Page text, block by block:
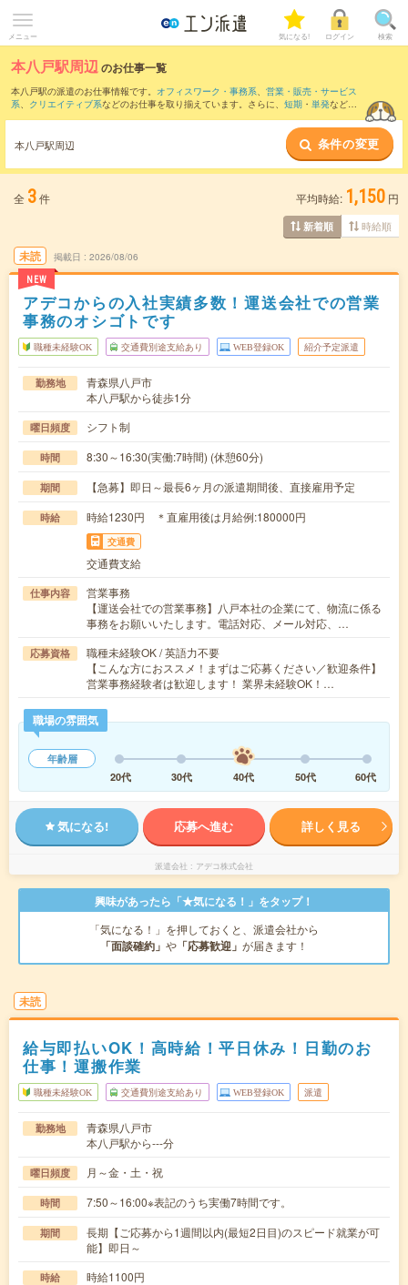
メニュー 気になる! ログイン 検索
本八戸駅周辺のお仕事一覧
本八戸駅の派遣のお仕事情報です。 オフィスワーク・事務系、 営業・販売・サービス
系、 クリエイティブ系などのお仕事を取り揃えています。さらに、 短期 ・ 単発などの
また、陸奥市川駅
など近隣駅のお仕事もご確認
いただけます。
本八戸駅周辺 条件の変更
全 3件 平均時給: 1,150 円
新着順 時給順
未読
NEW
掲載日 2026/08/06
アデコからの入社実績多数！運送会社での営業
事務のオシゴトです
職種未経験OK 交通費別途支給あり WEB登録OK 紹介予定派遣
勤務地
青森県八戸市
本八戸駅から徒歩1分
曜日頻度 シフト制
時間 8:30～16:30(実働:7時間) (休憩60分)
期間 【急募】即日～最長6ヶ月の派遣期間後、直接雇用予定
時給 時給1230円 ＊直雇用後は月給例:180000円
交通費
交通費支給
仕事内容
営業事務
【運送会社での営業事務】八戸本社の企業にて、物流に係る
事務をお願いいたします。電話対応、メール対応、…
応募資格
職種未経験OK / 英語力不要
【こんな方におススメ！まずはご応募ください／歓迎条件】
営業事務経験者は歓迎します！ 業界未経験OK！…
職場の雰囲気
年齢層
20代
30代 40代 50代 60代
気になる! 応募へ進む 詳しく見る
派遣会社 アデコ株式会社
興味があったら「★気になる！」をタップ！
「気になる！」を押しておくと、派遣会社から
「面談確約」 や 「応募歓迎」 が届きます！
未読
給与即払いOK！高時給！平日休み！日勤のお
仕事！運搬作業
職種未経験OK 交通費別途支給あり WEB登録OK 派遣
勤務地
青森県八戸市
本八戸駅から---分
曜日頻度 月～金・土・祝
時間 7:50～16:00※表記のうち実働7時間です。
期間
長期【ご応募から1週間以内(最短2日目)のスピード就業が可
能】即日～
時給 時給1100円